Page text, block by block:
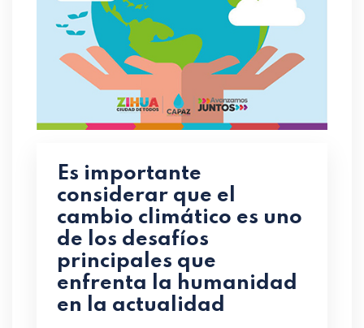
Es importante
considerar que el
cambio climático es uno
de los desafíos
principales que
enfrenta la humanidad
en la actualidad